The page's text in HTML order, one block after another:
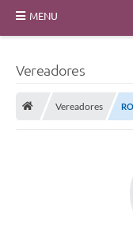
MENU
Vereadores
Vereadores